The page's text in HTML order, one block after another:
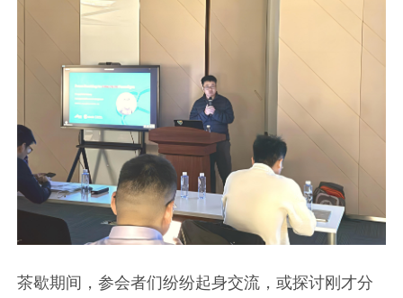
茶歇期间，参会者们纷纷起身交流，或探讨刚才分